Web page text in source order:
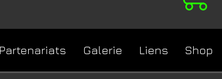
Galerie Liens Shop